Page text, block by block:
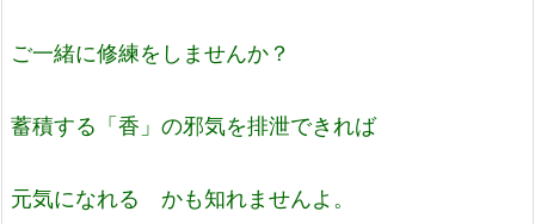
ご一緒に修練をしませんか？
蓄積する「香」の邪気を排泄できれば
元気になれる かも知れませんよ。